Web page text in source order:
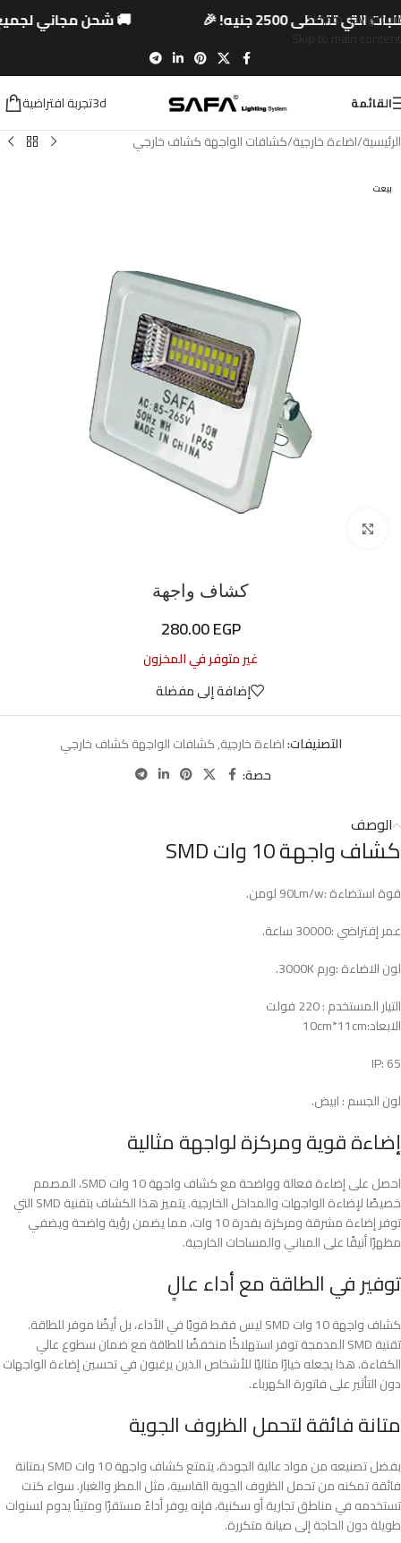
🚚 شحن مجاني لجميع تتخطى 2500 جنيه! 🎉
Skip to navigation
Skip to main content
القائمة
3dتجربة افتراضية
الرئيسية/اضاءة خارجية/كشافات الواجهة كشاف خارجي
بيعت
كشاف واجهة
280.00EGP
غير متوفر في المخزون
إضافة إلى مفضلة
التصنيفات:اضاءة خارجية,كشافات الواجهة كشاف خارجي
حصة:
الوصف
كشاف واجهة 10 وات SMD
قوة استضاءة :90Lm/w لومن.
عمر إفتراضي :30000 ساعة.
لون الاضاءة :ورم 3000K.
التيار المستخدم : 220 فولت
الابعاد:10cm*11cm
65 :IP
لون الجسم : ابيض.
إضاءة قوية ومركزة لواجهة مثالية
احصل على إضاءة فعالة وواضحة مع كشاف واجهة 10 وات SMD، المصمم
خصيصًا لإضاءة الواجهات والمداخل الخارجية. يتميز هذا الكشاف بتقنية SMD التي
توفر إضاءة مشرقة ومركزة بقدرة 10 وات، مما يضمن رؤية واضحة ويضفي
مظهرًا أنيقًا على المباني والمساحات الخارجية.
توفير في الطاقة مع أداء عالٍ
كشاف واجهة 10 وات SMD ليس فقط قويًا في الأداء، بل أيضًا موفر للطاقة.
تقنية SMD المدمجة توفر استهلاكًا منخفضًا للطاقة مع ضمان سطوع عالي
الكفاءة. هذا يجعله خيارًا مثاليًا للأشخاص الذين يرغبون في تحسين إضاءة الواجهات
دون التأثير على فاتورة الكهرباء.
متانة فائقة لتحمل الظروف الجوية
بفضل تصنيعه من مواد عالية الجودة، يتمتع كشاف واجهة 10 وات SMD بمتانة
فائقة تمكنه من تحمل الظروف الجوية القاسية، مثل المطر والغبار. سواء كنت
تستخدمه في مناطق تجارية أو سكنية، فإنه يوفر أداءً مستقرًا ومتينًا يدوم لسنوات
طويلة دون الحاجة إلى صيانة متكررة.